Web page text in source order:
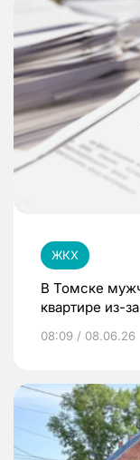
ЖКХ
В Томске
квартире из-
08:09 / 08.06.26